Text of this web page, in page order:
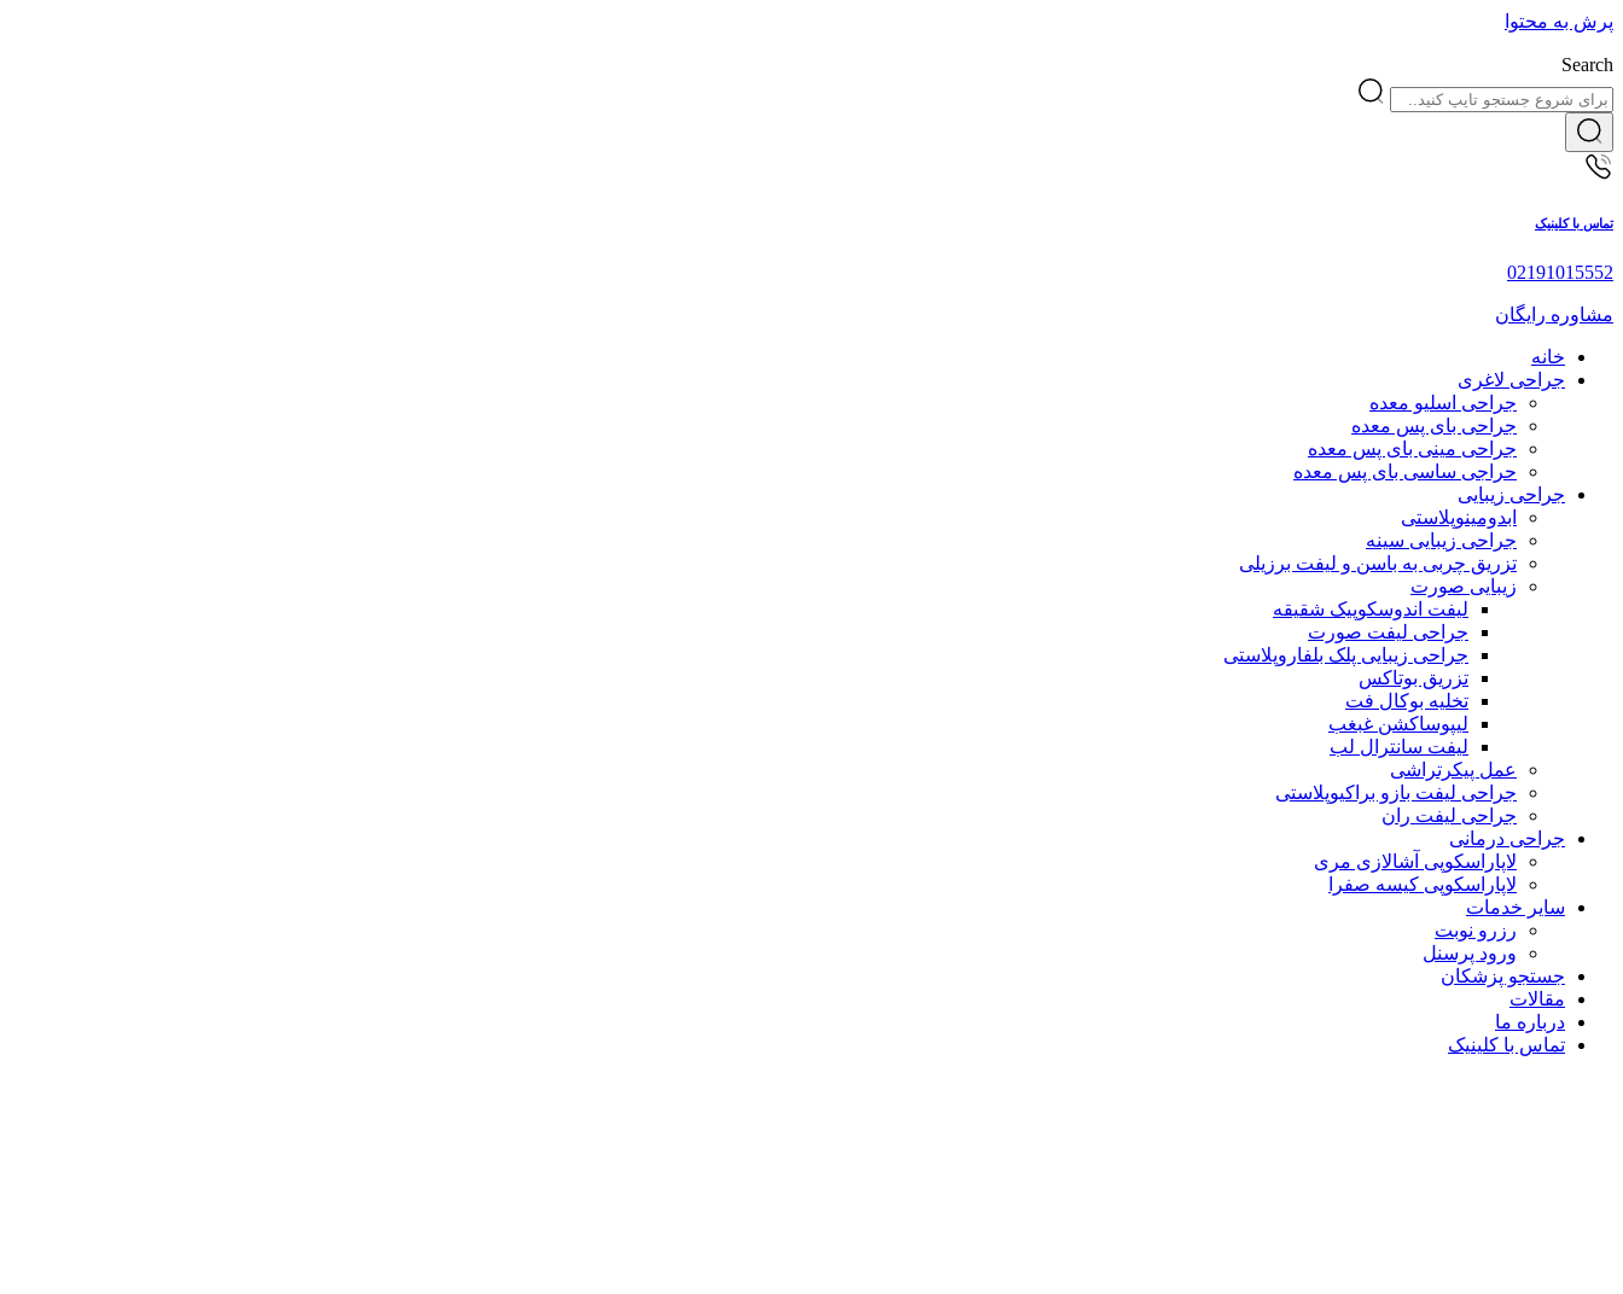
پرش به محتوا
Search
تماس با کلینیک
02191015552
مشاوره رایگان
خانه
جراحی لاغری
جراحی اسلیو معده
جراحی بای پس معده
جراحی مینی بای پس معده
حراجی ساسی بای پس معده
جراحی زیبایی
ابدومینوپلاستی
جراحی زیبایی سینه
تزریق چربی به باسن و لیفت برزیلی
زیبایی صورت
لیفت اندوسکوپیک شقیقه
جراحی لیفت صورت
جراحی زیبایی پلک بلفاروپلاستی
تزریق بوتاکس
تخلیه بوکال فت
لیپوساکشن غبغب
لیفت سانترال لب
عمل پیکرتراشی
جراحی لیفت بازو براکیوپلاستی
جراحی لیفت ران
جراحی درمانی
لاپاراسکوپی آشالازی مری
لاپاراسکوپی کیسه صفرا
سایر خدمات
رزرو نوبت
ورود پرسنل
جستجو پزشکان
مقالات
درباره ما
تماس با کلینیک